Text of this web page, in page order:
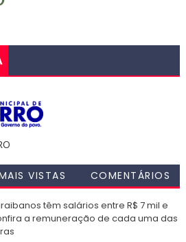
VISTAS COMENTÁRIOS
têm salários entre R$ 7 mil e
a remuneração de cada uma das